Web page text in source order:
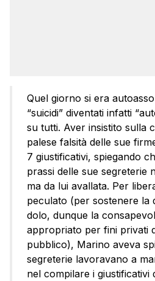
Quel giorno si era
“suicidi” diventati infatti
su tutti. Aver insistito sulla
palese falsità delle sue
7 giustificativi, spiegando
prassi delle sue segreterie
ma da lui avallata. Per
peculato (per sostenere la
dolo, dunque la
appropriato per fini privati
pubblico), Marino aveva
segreterie lavoravano a
nel compilare i giustificativi